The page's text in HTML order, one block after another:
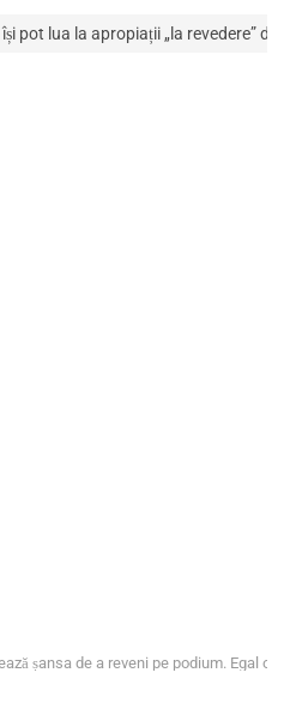
lua la apropiații „la revedere” de la…
șansa de a reveni pe podium. Egal